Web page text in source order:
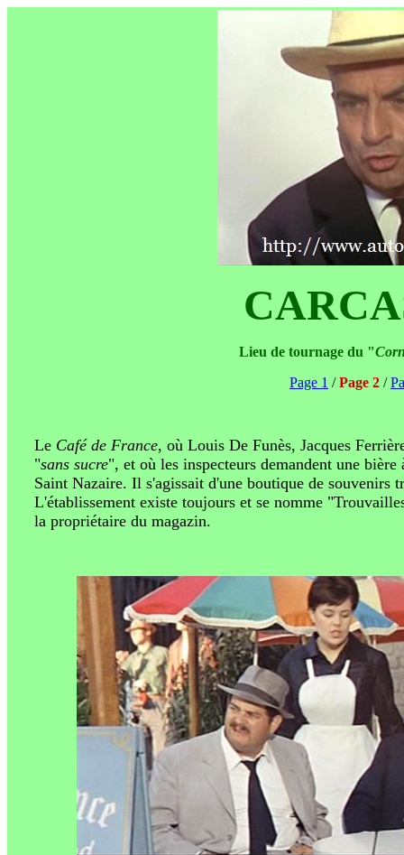
Lieu de tournage du "
Page 1 /Page 2 /
Le Café de France, où Louis De Funès, Jacques
"sans sucre", et où les inspecteurs demandent une
Saint Nazaire. Il s'agissait d'une boutique de souvenirs
L'établissement existe toujours et se nomme
la propriétaire du magazin.